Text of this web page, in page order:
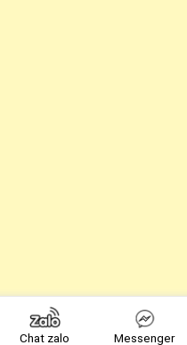
Chat zalo Messenger